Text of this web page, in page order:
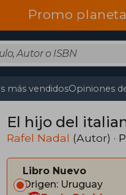
Promo
más vendidosOpiniones
El hijo del
Rafel Nadal (Autor) ·
Libro Nuevo
Origen: Uruguay